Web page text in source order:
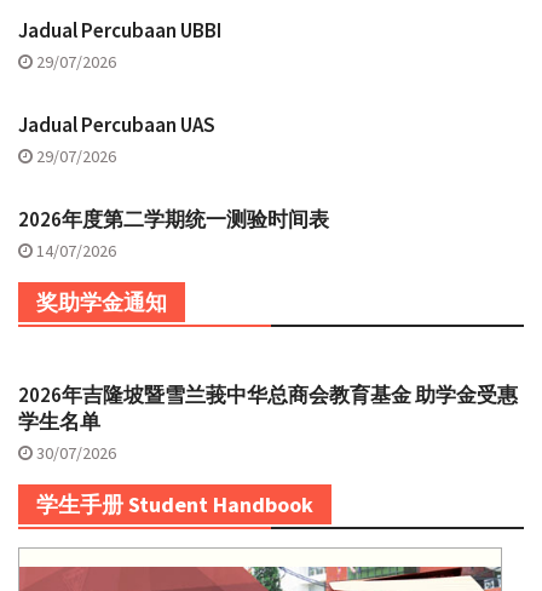
Jadual Percubaan UBBI
29/07/2026
Jadual Percubaan UAS
29/07/2026
2026年度第二学期统一测验时间表
14/07/2026
奖助学金通知
2026年吉隆坡暨雪兰莪中华总商会教育基金 助学金受惠
学生名单
30/07/2026
学生手册 Student Handbook